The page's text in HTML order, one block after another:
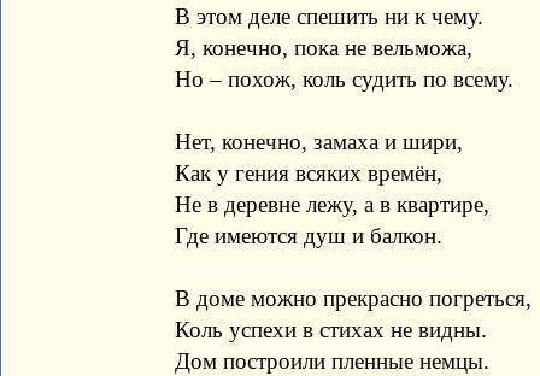
В этом деле спешить ни к чему.
Я, конечно, пока не вельможа,
Но – похож, коль судить по всему.
Нет, конечно, замаха и шири,
Как у гения всяких времён,
Не в деревне лежу, а в квартире,
Где имеются душ и балкон.
В доме можно прекрасно погреться,
Коль успехи в стихах не видны.
Дом построили пленные немцы.